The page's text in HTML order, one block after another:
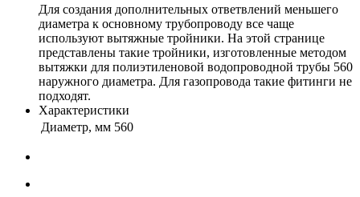
Для создания дополнительных ответвлений меньшего
диаметра к основному трубопроводу все чаще
используют вытяжные тройники. На этой странице
представлены такие тройники, изготовленные методом
вытяжки для полиэтиленовой водопроводной трубы 560
наружного диаметра. Для газопровода такие фитинги не
подходят.
Характеристики
Диаметр, мм 560